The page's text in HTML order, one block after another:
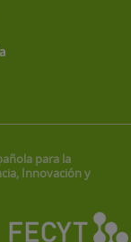
para la
Innovación y